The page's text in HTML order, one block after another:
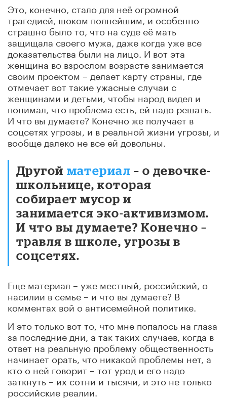
Это, конечно, стало для неё огромной
трагедией, шоком полнейшим, и особенно
страшно было то, что на суде её мать
защищала своего мужа, даже когда уже все
доказательства были на лицо. И вот эта
женщина во взрослом возрасте занимается
своим проектом – делает карту страны, где
отмечает вот такие ужасные случаи с
женщинами и детьми, чтобы народ видел и
понимал, что проблема есть, ей надо решать.
И что вы думаете? Конечно же получает в
соцсетях угрозы, и в реальной жизни угрозы, и
вообще далеко не все ей довольны.
Другой материал – о девочке-
школьнице, которая
собирает мусор и
занимается эко-активизмом.
И что вы думаете? Конечно –
травля в школе, угрозы в
соцсетях.
Еще материал – уже местный, российский, о
насилии в семье – и что вы думаете? В
комментах вой о антисемейной политике.
И это только вот то, что мне попалось на глаза
за последние дни, а так таких случаев, когда в
ответ на реальную проблему общественность
начинает орать, что никакой проблемы нет, а
кто о ней говорит – тот урод и его надо
заткнуть – их сотни и тысячи, и это не только
российские реалии.